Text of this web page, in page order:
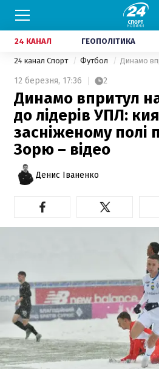
24 КАНАЛ ГЕОПОЛІТИКА
24 канал Спорт Футбол
12 березня, 17:36 2
Динамо впритул
до лідерів УПЛ:
засніженому полі
Зорю – відео
Денис Іваненко